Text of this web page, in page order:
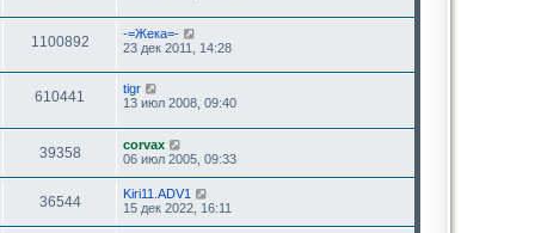
1100892
-=Жека=-
23 дек 2011, 14:28
610441
tigr
13 июл 2008, 09:40
39358
corvax
06 июл 2005, 09:33
36544
Kiri11.ADV1
15 дек 2022, 16:11